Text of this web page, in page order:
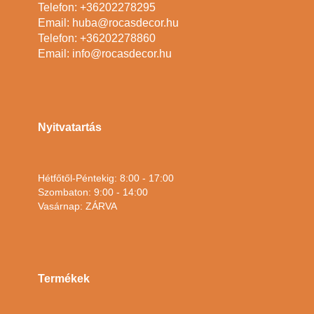
Telefon: +36202278295
Email: huba@rocasdecor.hu
Telefon: +36202278860
Email: info@rocasdecor.hu
Nyitvatartás
Hétfőtől-Péntekig: 8:00 - 17:00
Szombaton: 9:00 - 14:00
Vasárnap: ZÁRVA
Termékek